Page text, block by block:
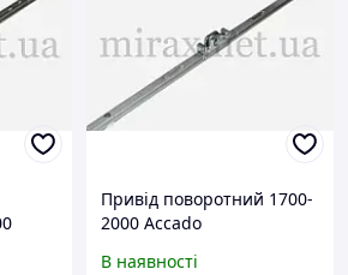
Привід поворотний 1700-
2000 Accado
В наявності